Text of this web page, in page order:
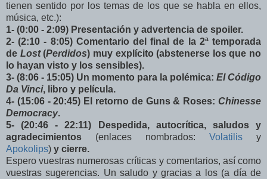
tienen sentido por los temas de los que se habla en ellos,
música, etc.):
1- (0:00 - 2:09) Presentación y advertencia de spoiler.
2- (2:10 - 8:05) Comentario del final de la 2ª temporada
de Lost(Perdidos) muy explícito (abstenerse los que no
lo hayan visto y los sensibles).
3- (8:06 - 15:05) Un momento para la polémica: El Código
Da Vinci, libro y película.
4- (15:06 - 20:45) El retorno de Guns & Roses: Chinesse
Democracy.
5- (20:46 - 22:11) Despedida, autocrítica, saludos y
agradecimientos (enlaces nombrados: Volatilis y
Apokolips) y cierre.
Espero vuestras numerosas críticas y comentarios, así como
vuestras sugerencias. Un saludo y gracias a los (a día de